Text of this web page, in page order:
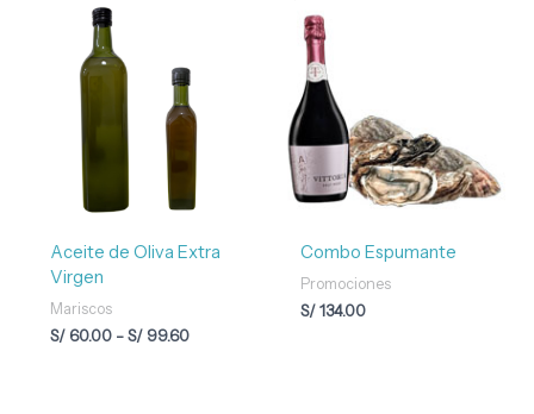
Aceite de Oliva Extra
Virgen
Mariscos
S/60.00 - S/99.60
desde
S/ 60.00
hasta
Combo Espumante
Promociones
S/134.00